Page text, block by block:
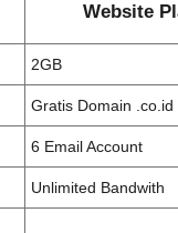
Website
2GB
Gratis Domain
6 Email Account
Unlimited Bandwith